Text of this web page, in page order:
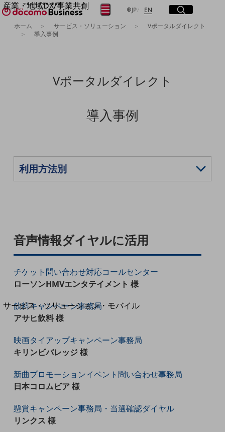
産業・地域DX/事業共創
OPEN HUB for Plural Futures
自律・分散・協調型社会の実現を目指し、
プレイヤー(カタリスト/パートナー企業)
産業・地域DXプラットフォーマーとして
Smart Healthcare
Smart Industry
Smart Mobility
Smart Worksite
自治体・地域社会との共創
LGPF(Local Government Platform)
別ウィンドウで開きます
サービス・ソリューション・モバイル
サービス・ソリューションTOP
サービス・ソリューションをご紹介
カテゴリーで探す
ネットワーク・モバイル
電話・映像コミュニケーション
JP日本語
EN Englishサイト内検索
開く
メニュー
開く
ホーム サービス・ソリューション
Vポータルダイレクト
導入事例
Vポータルダイレクト
導入事例
音声情報ダイヤルに活用
チケット問い合わせ対応コールセンター
ローソンHMVエンタテイメント 様
飲料キャンペーン事務局
アサヒ飲料 様
映画タイアップキャンペーン事務局
キリンビバレッジ 様
新曲プロモーションイベント問い合わせ事務局
日本コロムビア 様
懸賞キャンペーン事務局・当選確認ダイヤル
リンクス 様